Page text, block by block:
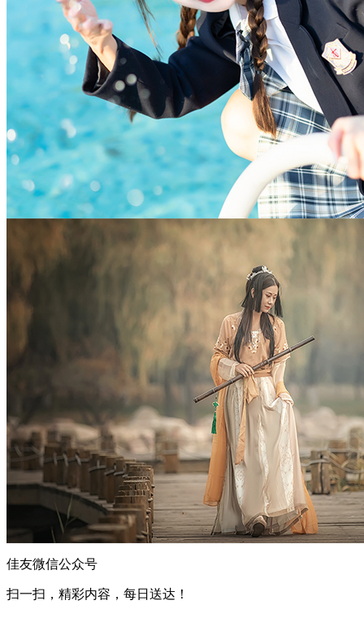
佳友微信公众号
扫一扫，精彩内容，每日送达！